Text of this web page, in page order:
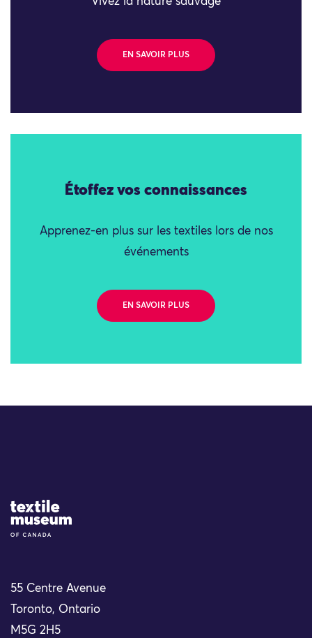
EN SAVOIR PLUS
Étoffez vos connaissances
Apprenez-en plus sur les textiles lors de nos
événements
EN SAVOIR PLUS
Site Logo
55 Centre Avenue
Toronto, Ontario
M5G 2H5